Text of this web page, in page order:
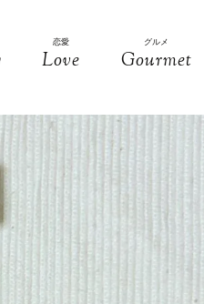
恋愛
Love
グルメ
Gourmet